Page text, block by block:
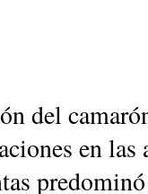
del
en